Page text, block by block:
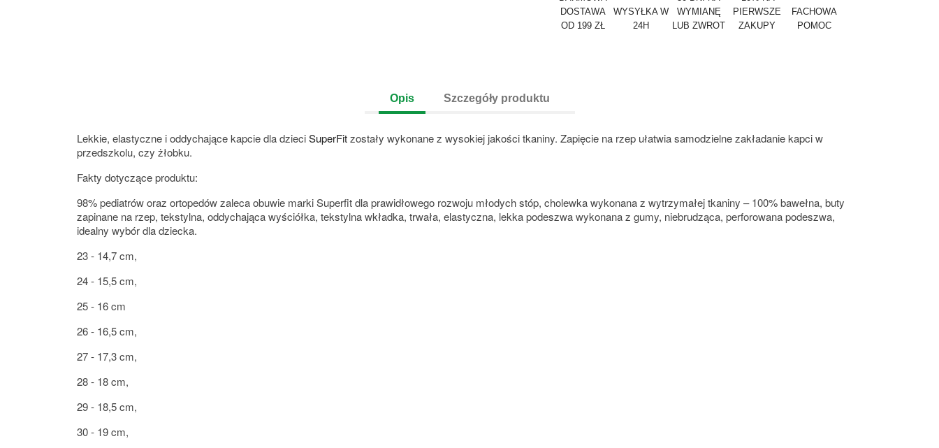
DOSTAWA
OD 199 ZŁ
WYSYŁKA W
24H
WYMIANĘ
LUB ZWROT
PIERWSZE
ZAKUPY
FACHOWA
POMOC
Opis Szczegóły produktu
Lekkie, elastyczne i oddychające kapcie dla dzieciSuperFitzostały wykonane z wysokiej jakości tkaniny. Zapięcie na rzep ułatwia samodzielne zakładanie kapci w
przedszkolu, czy żłobku.
Fakty dotyczące produktu:
98% pediatrów oraz ortopedów zaleca obuwie marki Superfit dla prawidłowego rozwoju młodych stóp, cholewka wykonana z wytrzymałej tkaniny – 100% bawełna, buty
zapinane na rzep, tekstylna, oddychająca wyściółka, tekstylna wkładka, trwała, elastyczna, lekka podeszwa wykonana z gumy, niebrudząca, perforowana podeszwa,
idealny wybór dla dziecka.
23 - 14,7 cm,
24 - 15,5 cm,
25 - 16 cm
26 - 16,5 cm,
27 - 17,3 cm,
28 - 18 cm,
29 - 18,5 cm,
30 - 19 cm,